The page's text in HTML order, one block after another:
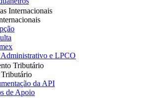
Internacionais
Administrativo e LPCO
Tributário
da API
de Apoio